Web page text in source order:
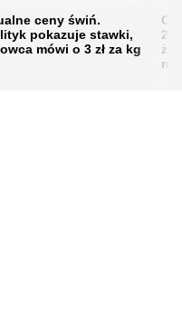
ceny świń.
pokazuje stawki,
mówi o 3 zł za kg